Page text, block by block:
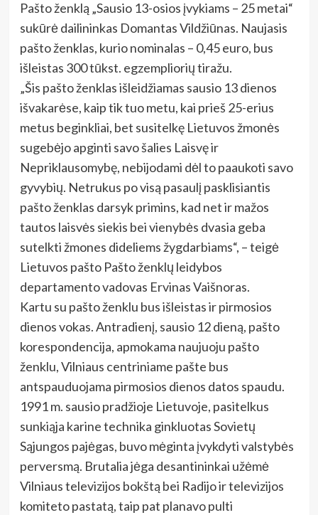
Pašto ženklą „Sausio 13-osios įvykiams – 25 metai“
sukūrė dailininkas Domantas Vildžiūnas. Naujasis
pašto ženklas, kurio nominalas – 0,45 euro, bus
išleistas 300 tūkst. egzempliorių tiražu.
„Šis pašto ženklas išleidžiamas sausio 13 dienos
išvakarėse, kaip tik tuo metu, kai prieš 25-erius
metus beginkliai, bet susitelkę Lietuvos žmonės
sugebėjo apginti savo šalies Laisvę ir
Nepriklausomybę, nebijodami dėl to paaukoti savo
gyvybių. Netrukus po visą pasaulį pasklisiantis
pašto ženklas darsyk primins, kad net ir mažos
tautos laisvės siekis bei vienybės dvasia geba
sutelkti žmones dideliems žygdarbiams“, – teigė
Lietuvos pašto Pašto ženklų leidybos
departamento vadovas Ervinas Vaišnoras.
Kartu su pašto ženklu bus išleistas ir pirmosios
dienos vokas. Antradienį, sausio 12 dieną, pašto
korespondencija, apmokama naujuoju pašto
ženklu, Vilniaus centriniame pašte bus
antspauduojama pirmosios dienos datos spaudu.
1991 m. sausio pradžioje Lietuvoje, pasitelkus
sunkiąja karine technika ginkluotas Sovietų
Sąjungos pajėgas, buvo mėginta įvykdyti valstybės
perversmą. Brutalia jėga desantininkai užėmė
Vilniaus televizijos bokštą bei Radijo ir televizijos
komiteto pastatą, taip pat planavo pulti